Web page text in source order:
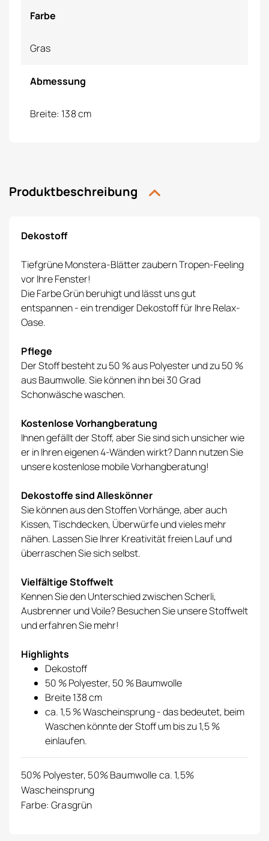
Farbe
Gras
Abmessung
Breite: 138 cm
Produktbeschreibung
Dekostoff
Tiefgrüne Monstera-Blätter zaubern Tropen-Feeling
vor Ihre Fenster!
Die Farbe Grün beruhigt und lässt uns gut
entspannen - ein trendiger Dekostoff für Ihre Relax-
Oase.
Pflege
Der Stoff besteht zu 50 % aus Polyester und zu 50 %
aus Baumwolle. Sie können ihn bei 30 Grad
Schonwäsche waschen.
Kostenlose Vorhangberatung
Ihnen gefällt der Stoff, aber Sie sind sich unsicher wie
er in Ihren eigenen 4-Wänden wirkt? Dann nutzen Sie
unsere kostenlosemobile Vorhangberatung!
Dekostoffe sind Alleskönner
Sie können aus den Stoffen Vorhänge, aber auch
Kissen, Tischdecken, Überwürfe und vieles mehr
nähen. Lassen Sie Ihrer Kreativität freien Lauf und
überraschen Sie sich selbst.
Vielfältige Stoffwelt
Kennen Sie den Unterschied zwischen Scherli,
Ausbrenner und Voile? Besuchen Sie unsereStoffwelt
und erfahren Sie mehr!
Highlights
Dekostoff
50 % Polyester, 50 % Baumwolle
Breite 138 cm
ca. 1,5 % Wascheinsprung - das bedeutet, beim
Waschen könnte der Stoff um bis zu 1,5 %
einlaufen.
50% Polyester, 50% Baumwolle ca. 1,5%
Wascheinsprung
Farbe: Grasgrün